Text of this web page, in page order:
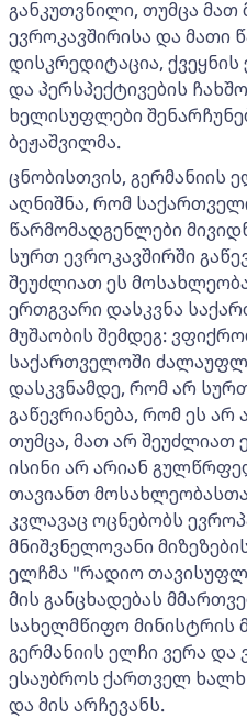
განკუთვნილი, თუმცა მათ
ევროკავშირისა და მათი
დისკრედიტაცია,
და პერსპექტივების
ხელისუფლები
ბეჟაშვილმა.
ცნობისთვის, გერმანიის
აღნიშნა, რომ
წარმომადგენლები
სურთ ევროკავშირში
შეუძლიათ ეს
ერთგვარი დასკვნა
მუშაობის შემდეგ:
საქართველოში
დასკვნამდე, რომ არ
გაწევრიანება, რომ ეს არ
თუმცა, მათ არ შეუძლიათ
ისინი არ არიან
თავიანთ
კვლავაც ოცნებობს
მნიშვნელოვანი
ელჩმა "რადიო
მის განცხადებას
სახელმწიფო მინისტრის
გერმანიის ელჩი ვერა
ესაუბროს ქართველ
და მის არჩევანს.